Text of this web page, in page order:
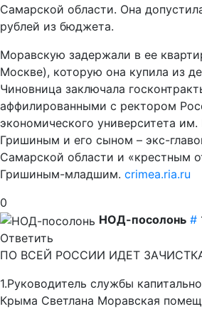
Самарской области. Она
рублей из бюджета.
Моравскую задержали в ее
Москве), которую она купила из
Чиновница заключала
аффилированными с ректором
экономического университета им.
Гришиным и его сыном – экс-
Самарской области и «крестным
Гришиным-младшим. crimea.ria.ru
0
НОД-посолонь #
Ответить
ПО ВСЕЙ РОССИИ ИДЕТ
1.Руководитель службы
Крыма Светлана Моравская